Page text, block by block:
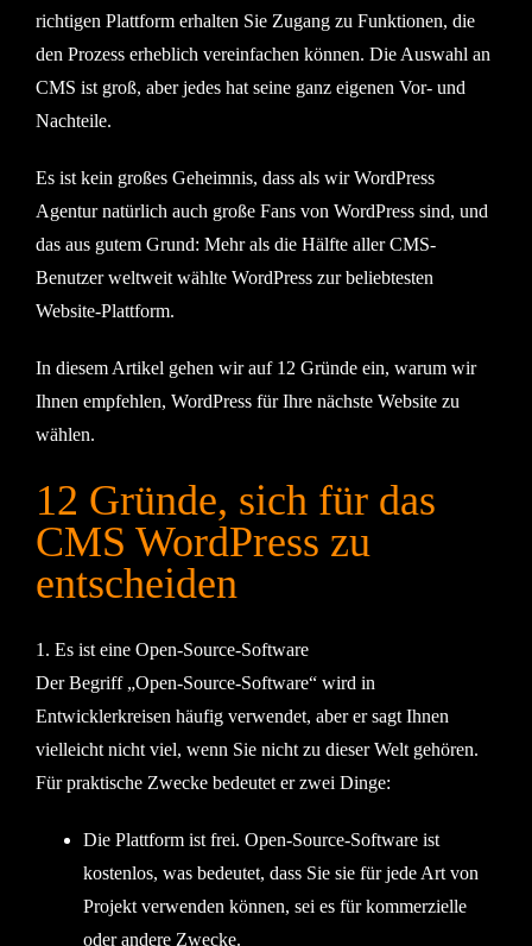
richtigen Plattform erhalten Sie Zugang zu Funktionen, die
den Prozess erheblich vereinfachen können. Die Auswahl an
CMS ist groß, aber jedes hat seine ganz eigenen Vor- und
Nachteile.
Es ist kein großes Geheimnis, dass als wir WordPress
Agentur natürlich auch große Fans von WordPress sind, und
das aus gutem Grund: Mehr als die Hälfte aller CMS-
Benutzer weltweit wählte WordPress zur beliebtesten
Website-Plattform.
In diesem Artikel gehen wir auf 12 Gründe ein, warum wir
Ihnen empfehlen, WordPress für Ihre nächste Website zu
wählen.
12 Gründe, sich für das
CMS WordPress zu
entscheiden
1. Es ist eine Open-Source-Software
Der Begriff „Open-Source-Software“ wird in
Entwicklerkreisen häufig verwendet, aber er sagt Ihnen
vielleicht nicht viel, wenn Sie nicht zu dieser Welt gehören.
Für praktische Zwecke bedeutet er zwei Dinge:
Die Plattform ist frei. Open-Source-Software ist
kostenlos, was bedeutet, dass Sie sie für jede Art von
Projekt verwenden können, sei es für kommerzielle
oder andere Zwecke.